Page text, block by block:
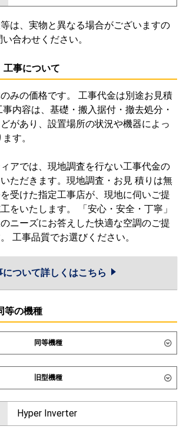
は、実物と異なる場合がございますの
合わせください。
事について
みの価格です。 工事代金は別途お見積
内容は、基礎・搬入据付・撤去処分・
があり、設置場所の状況や機器によっ
す。
アでは、現地調査を行ない工事代金の
ただきます。現地調査・お見 積りは無
受けた指定工事店が、現地に伺いご提
をいたします。 「安心・安全・丁寧」
ニーズにお答えした快適な空調のご提
工事品質でお選びください。
について詳しくはこちら
等の機種
同等機種
SZRA63CNT SZRA63CT
GKEA06311XU GKEA06311MUB
GKSA06314XU GKSA06314MUB
PKZ-ERMP63K6 PKZ-
旧型機種
SZRA63BYNT SZRA63BYT
SZRA63BJT SZRA63BJNT
SZRA63BFT SZRA63BFNT
Hyper Inverter